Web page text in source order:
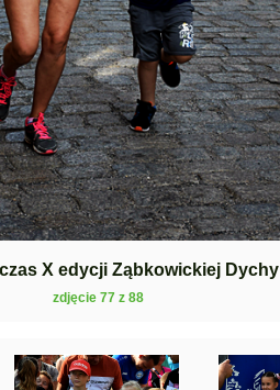
X edycji Ząbkowickiej Dychy
zdjęcie 77 z 88